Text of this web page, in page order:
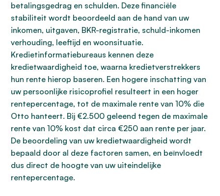
betalingsgedrag en schulden. Deze financiële
stabiliteit wordt beoordeeld aan de hand van uw
inkomen, uitgaven, BKR-registratie, schuld-inkomen
verhouding, leeftijd en woonsituatie.
Kredietinformatiebureaus kennen deze
kredietwaardigheid toe, waarna kredietverstrekkers
hun rente hierop baseren. Een hogere inschatting van
uw persoonlijke risicoprofiel resulteert in een hoger
rentepercentage, tot de maximale rente van 10% die
Otto hanteert. Bij €2.500 geleend tegen de maximale
rente van 10% kost dat circa €250 aan rente per jaar.
De beoordeling van uw kredietwaardigheid wordt
bepaald door al deze factoren samen, en beïnvloedt
dus direct de hoogte van uw uiteindelijke
rentepercentage.